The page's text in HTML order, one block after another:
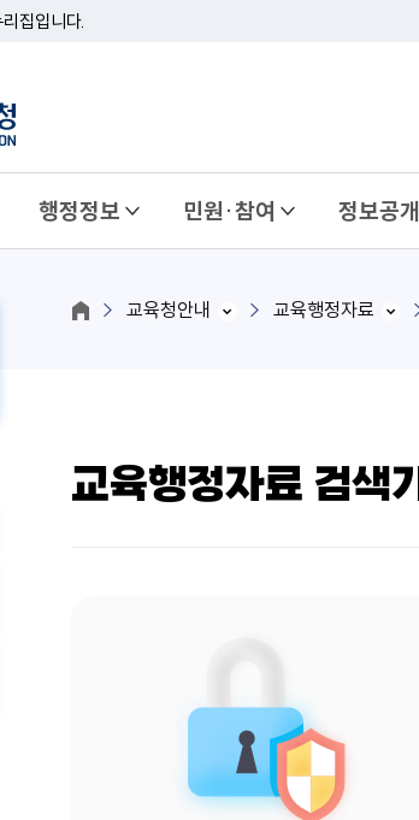
집입니다.
행정정보 민원·참여 정보공개
교육청안내 교육행정자료
교육행정자료 검색기